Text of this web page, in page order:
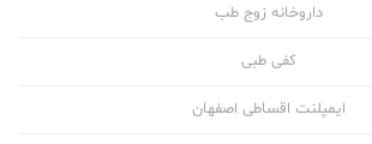
داروخانه زوج طب
کفی طبی
ایمپلنت اقساطی اصفهان